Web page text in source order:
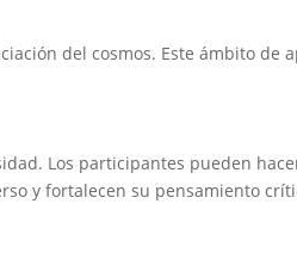
del cosmos. Este ámbito de
Los participantes pueden
y fortalecen su pensamiento